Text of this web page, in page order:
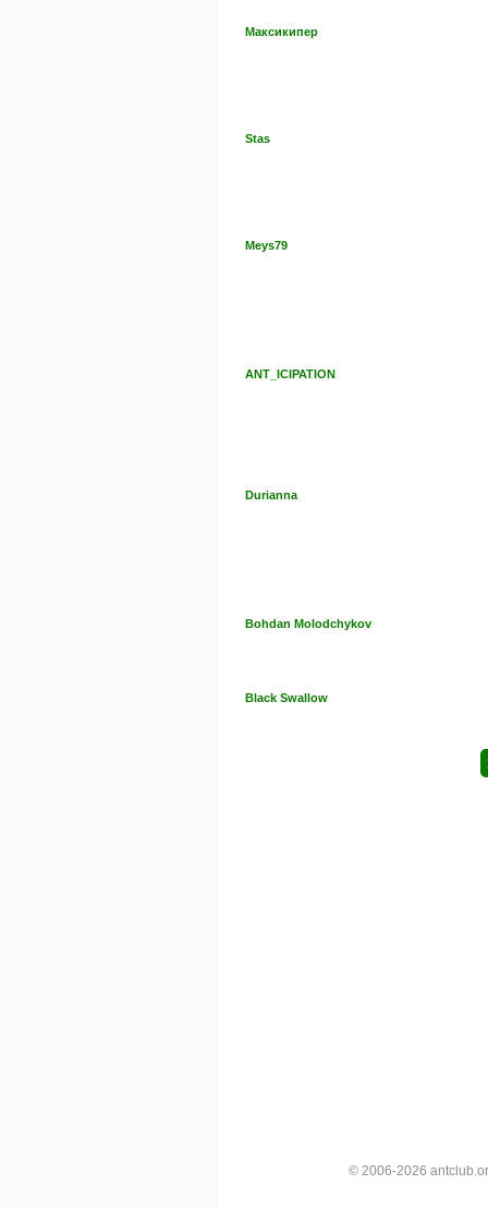
Максикипер
Stas
Meys79
ANT_ICIPATION
Durianna
Bohdan Molodchykov
Black Swallow
© 2006-2026